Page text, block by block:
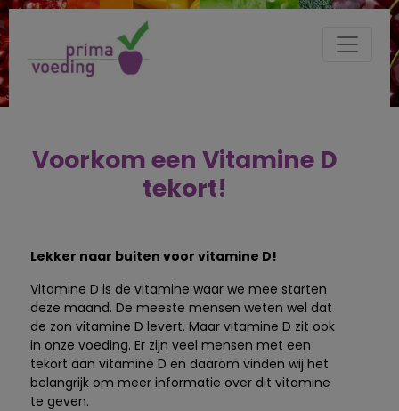
Voorkom een Vitamine D
tekort!
Lekker naar buiten voor vitamine D!
Vitamine D is de vitamine waar we mee starten
deze maand. De meeste mensen weten wel dat
de zon vitamine D levert. Maar vitamine D zit ook
in onze voeding. Er zijn veel mensen met een
tekort aan vitamine D en daarom vinden wij het
belangrijk om meer informatie over dit vitamine
te geven.